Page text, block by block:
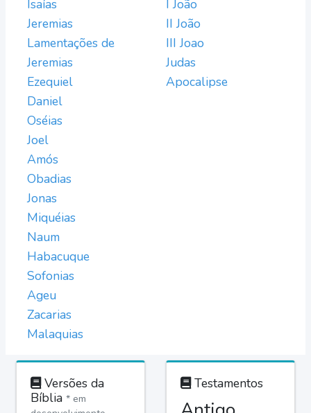
Isaías
Jeremias
Lamentações de
Jeremias
Ezequiel
Daniel
Oséias
Joel
Amós
Obadias
Jonas
Miquéias
Naum
Habacuque
Sofonias
Ageu
Zacarias
Malaquias
I João
II João
III Joao
Judas
Apocalipse
Versões da
Bíblia * em
Testamentos